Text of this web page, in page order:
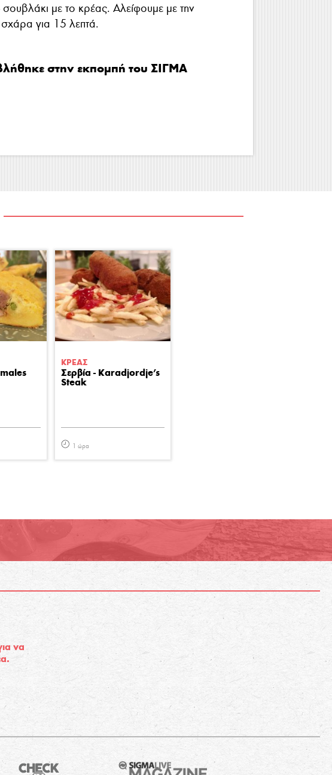
με το κρέας. Αλείφουμε με την
για 15 λεπτά.
στην εκπομπή του ΣΙΓΜΑ
ΚΡΕΑΣ
Σερβία - Karadjordje's
Steak
1 ώρα
να